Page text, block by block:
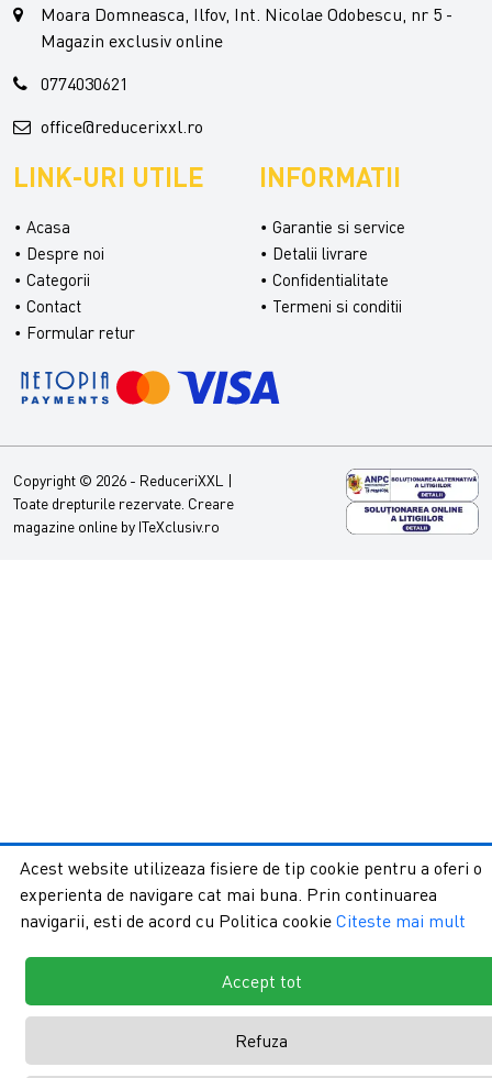
Moara Domneasca, Ilfov, Int. Nicolae Odobescu, nr 5 -
Magazin exclusiv online
0774030621
office@reducerixxl.ro
LINK-URI UTILE
Acasa
Despre noi
Categorii
Contact
Formular retur
INFORMATII
Garantie si service
Detalii livrare
Confidentialitate
Termeni si conditii
Copyright © 2026 - ReduceriXXL |
Toate drepturile rezervate. Creare
magazine online by ITeXclusiv.ro
Acest website utilizeaza fisiere de tip cookie pentru a oferi o
experienta de navigare cat mai buna. Prin continuarea
navigarii, esti de acord cu Politica cookie Citeste mai mult
Accept tot
Refuza